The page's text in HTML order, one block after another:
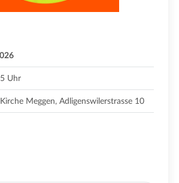
Uhr
Meggen, Adligenswilerstrasse 10